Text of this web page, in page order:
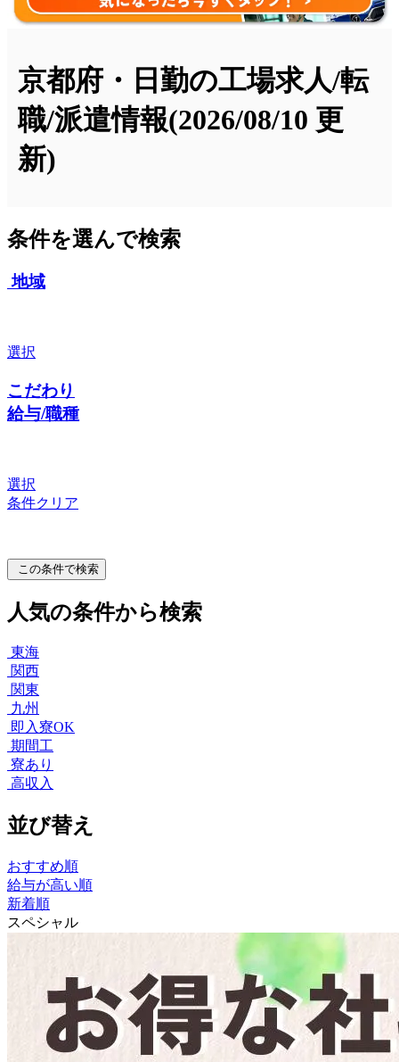
京都府・日勤の工場求人/転
職/派遣情報(2026/08/10 更
新)
条件を選んで検索
地域
選択
こだわり
給与/職種
選択
条件クリア
この条件で検索
人気の条件から検索
東海
関西
関東
九州
即入寮OK
期間工
寮あり
高収入
並び替え
おすすめ順
給与が高い順
新着順
スペシャル